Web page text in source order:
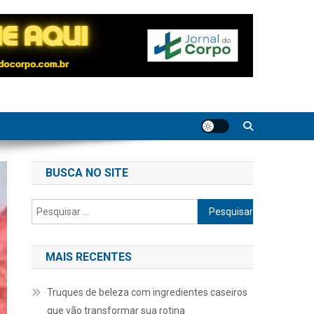
BUSCA NO SITE
Pesquisar
por:
MAIS RECENTES
Truques de beleza com ingredientes caseiros
que vão transformar sua rotina